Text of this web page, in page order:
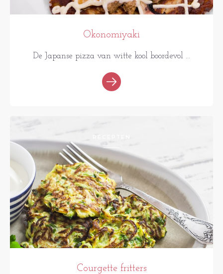
Okonomiyaki
De Japanse pizza van witte kool boordevol ...
RECEPTEN
Courgette fritters